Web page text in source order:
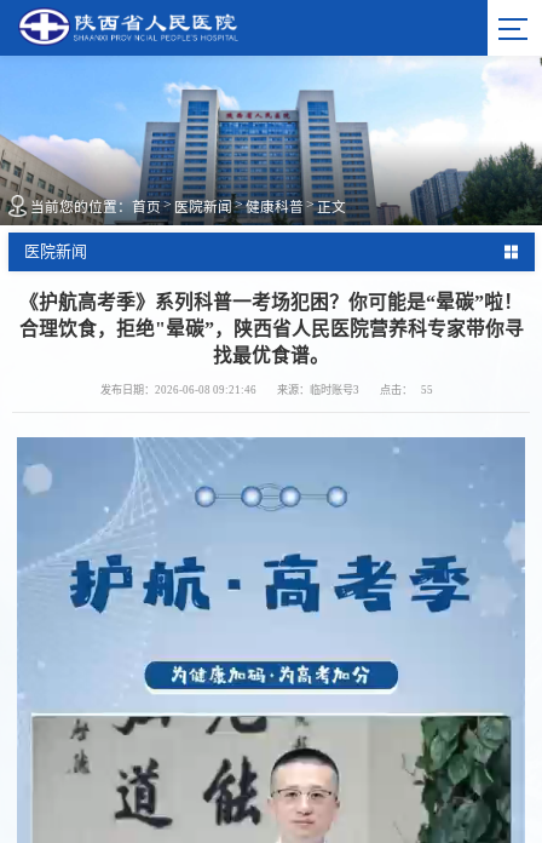
当前您的位置： 首页 > 医院新闻>健康科普>正文
医院新闻
《护航高考季》系列科普一考场犯困？你可能是“晕碳”啦！
合理饮食，拒绝"晕碳”，陕西省人民医院营养科专家带你寻
找最优食谱。
发布日期：2026-06-08 09:21:46 来源：临时账号3 点击： 55